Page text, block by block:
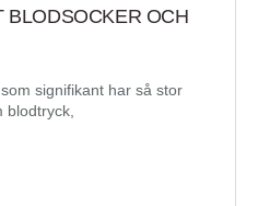
BLODSOCKER OCH
signifikant har så stor
blodtryck,